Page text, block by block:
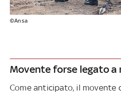
©Ansa
Movente forse legato a
Come anticipato, il movente